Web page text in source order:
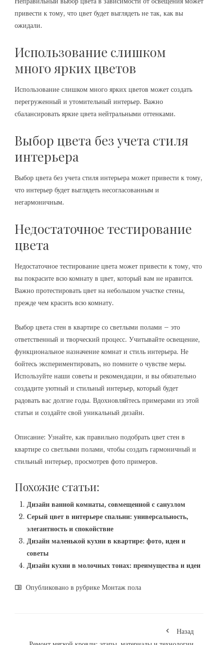
привести к тому, что цвет будет выглядеть не так, как вы
ожидали.
Использование слишком
много ярких цветов
Использование слишком много ярких цветов может создать
перегруженный и утомительный интерьер. Важно
сбалансировать яркие цвета нейтральными оттенками.
Выбор цвета без учета стиля
интерьера
Выбор цвета без учета стиля интерьера может привести к тому,
что интерьер будет выглядеть несогласованным и
негармоничным.
Недостаточное тестирование
цвета
Недостаточное тестирование цвета может привести к тому, что
вы покрасите всю комнату в цвет, который вам не нравится.
Важно протестировать цвет на небольшом участке стены,
прежде чем красить всю комнату.
Выбор цвета стен в квартире со светлыми полами – это
ответственный и творческий процесс. Учитывайте освещение,
функциональное назначение комнат и стиль интерьера. Не
бойтесь экспериментировать, но помните о чувстве меры.
Используйте наши советы и рекомендации, и вы обязательно
создадите уютный и стильный интерьер, который будет
радовать вас долгие годы. Вдохновляйтесь примерами из этой
статьи и создайте свой уникальный дизайн.
Описание: Узнайте, как правильно подобрать цвет стен в
квартире со светлыми полами, чтобы создать гармоничный и
стильный интерьер, просмотрев фото примеров.
Похожие статьи:
Дизайн ванной комнаты, совмещенной с санузлом
Серый цвет в интерьере спальни: универсальность,
элегантность и спокойствие
Дизайн маленькой кухни в квартире: фото, идеи и
советы
Дизайн кухни в молочных тонах: преимущества и идеи
Опубликовано в рубрике Монтаж пола
Назад